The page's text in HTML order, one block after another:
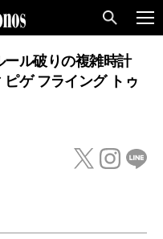
ール破りの複雑時計
ピゲ フライング トゥ